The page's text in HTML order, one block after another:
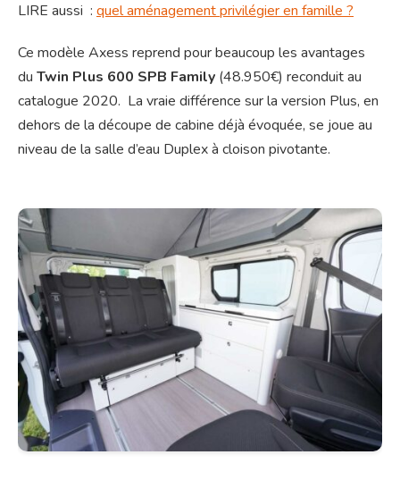
LIRE aussi : quel aménagement privilégier en famille ?
Ce modèle Axess reprend pour beaucoup les avantages
du Twin Plus 600 SPB Family (48.950€) reconduit au
catalogue 2020. La vraie différence sur la version Plus, en
dehors de la découpe de cabine déjà évoquée, se joue au
niveau de la salle d’eau Duplex à cloison pivotante.